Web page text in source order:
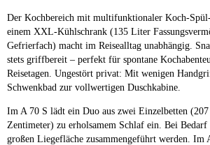
Der Kochbereich mit multifunktionaler Koch-
einem XXL-Kühlschrank (135 Liter
Gefrierfach) macht im Reisealltag unabhängig.
stets griffbereit – perfekt für spontane
Reisetagen. Ungestört privat: Mit wenigen
Schwenkbad zur vollwertigen Duschkabine.
Im A 70 S lädt ein Duo aus zwei Einzelbetten
Zentimeter) zu erholsamem Schlaf ein. Bei Bedarf
großen Liegefläche zusammengeführt werden. Im